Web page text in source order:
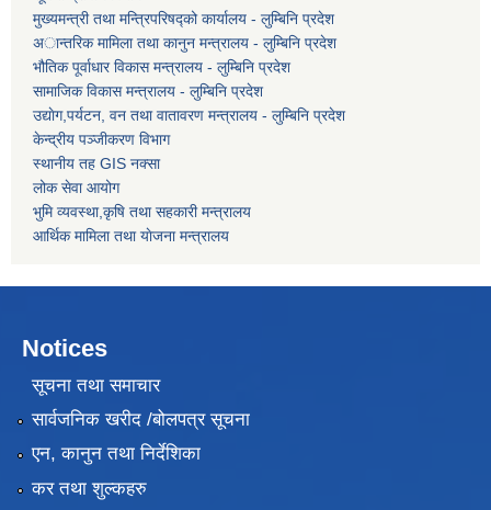
मुख्यमन्त्री तथा मन्त्रिपरिषद्को कार्यालय - लुम्बिनि प्रदेश
अान्तरिक मामिला तथा कानुन मन्त्रालय - लुम्बिनि प्रदेश
भौतिक पूर्वाधार विकास मन्त्रालय - लुम्बिनि प्रदेश
सामाजिक विकास मन्त्रालय - लुम्बिनि प्रदेश
उद्याेग,पर्यटन, वन तथा वातावरण मन्त्रालय - लुम्बिनि प्रदेश
केन्द्रीय पञ्जीकरण विभाग
स्थानीय तह GIS नक्सा
लोक सेवा आयोग
भुमि व्यवस्था,कृषि तथा सहकारी मन्त्रालय
आर्थिक मामिला तथा याेजना मन्त्रालय
Notices
सूचना तथा समाचार
सार्वजनिक खरीद /बोलपत्र सूचना
एन, कानुन तथा निर्देशिका
कर तथा शुल्कहरु